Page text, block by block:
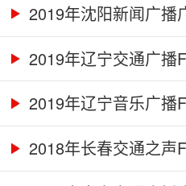
2019年沈阳新闻广播
2019年辽宁交通广播
2019年辽宁音乐广播
2018年长春交通之声